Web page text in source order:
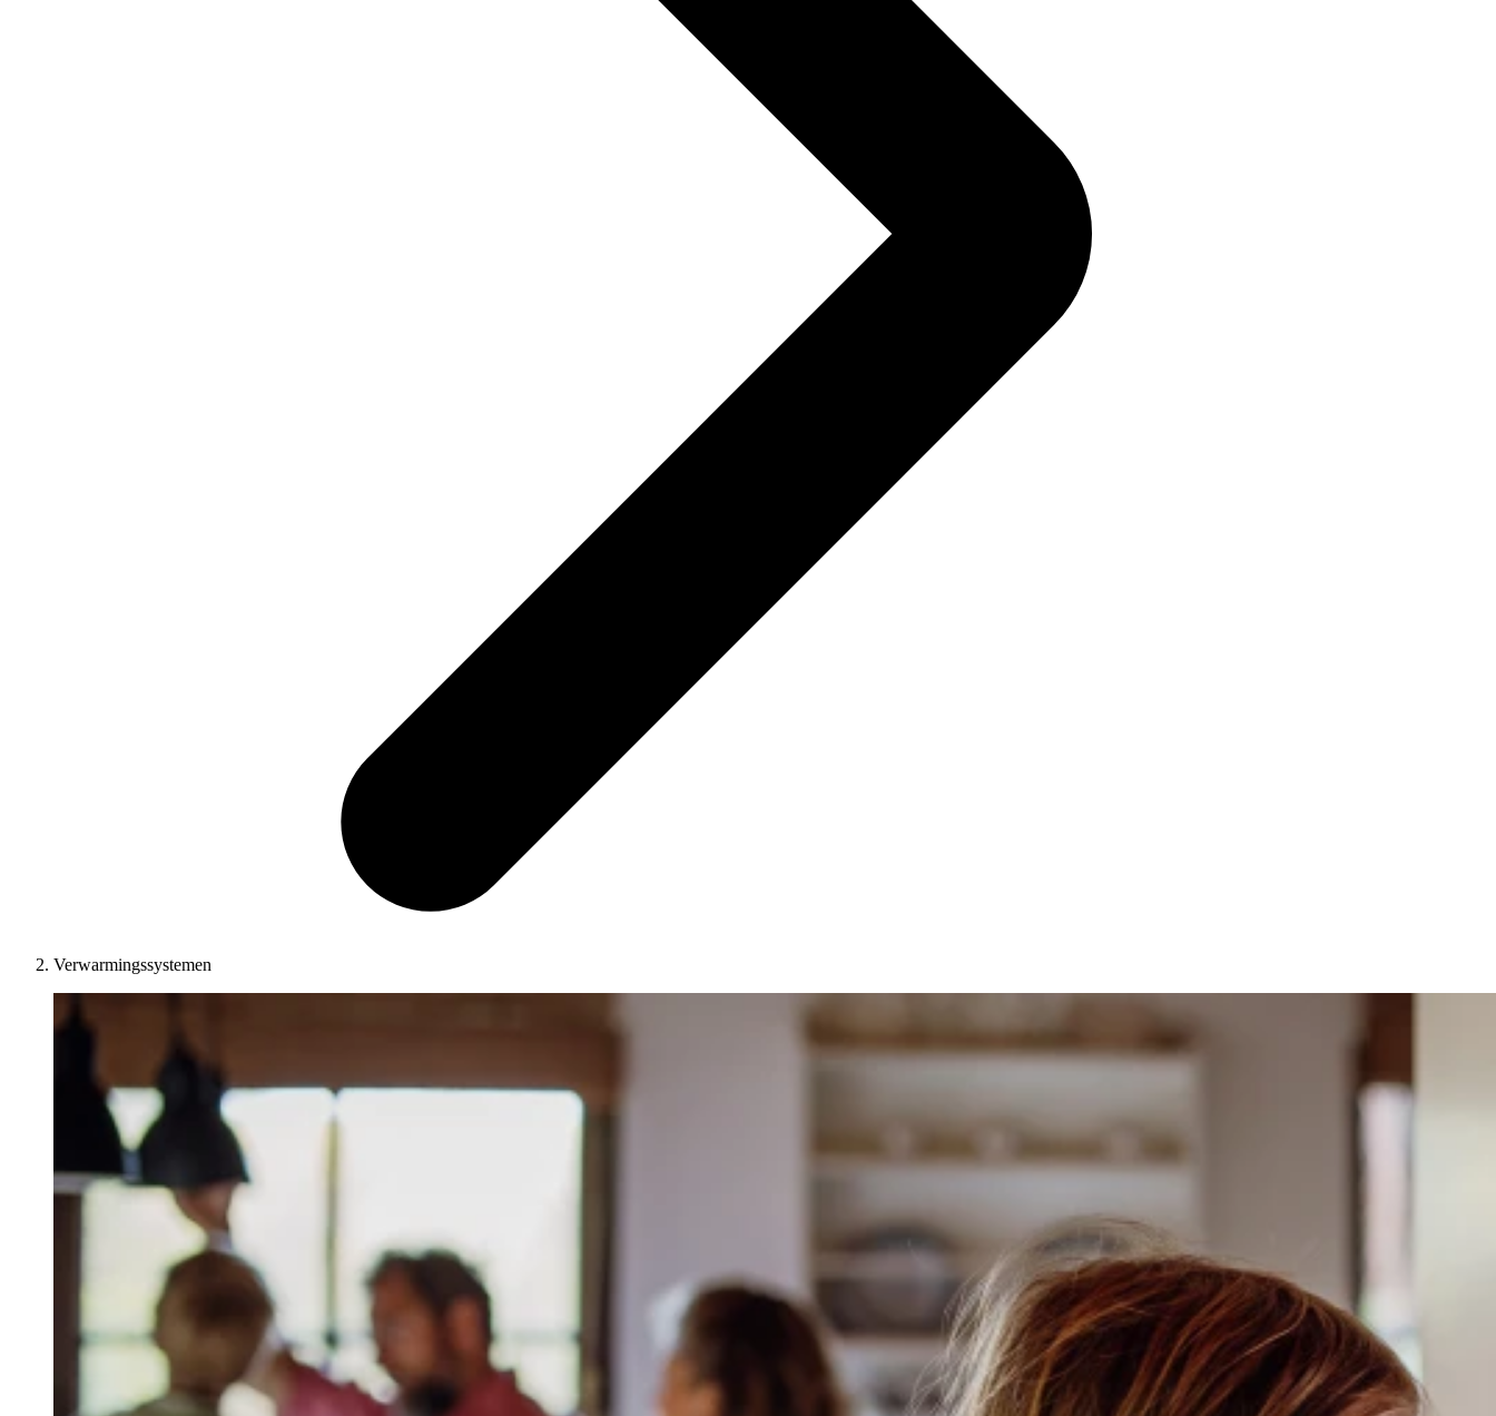
Verwarmingssystemen